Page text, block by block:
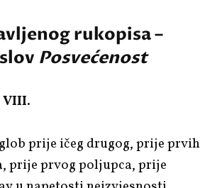
rukopisa –
Posvećenost
VIII.
prije ičeg drugog,prije prvih
prije prvog poljupca, prije